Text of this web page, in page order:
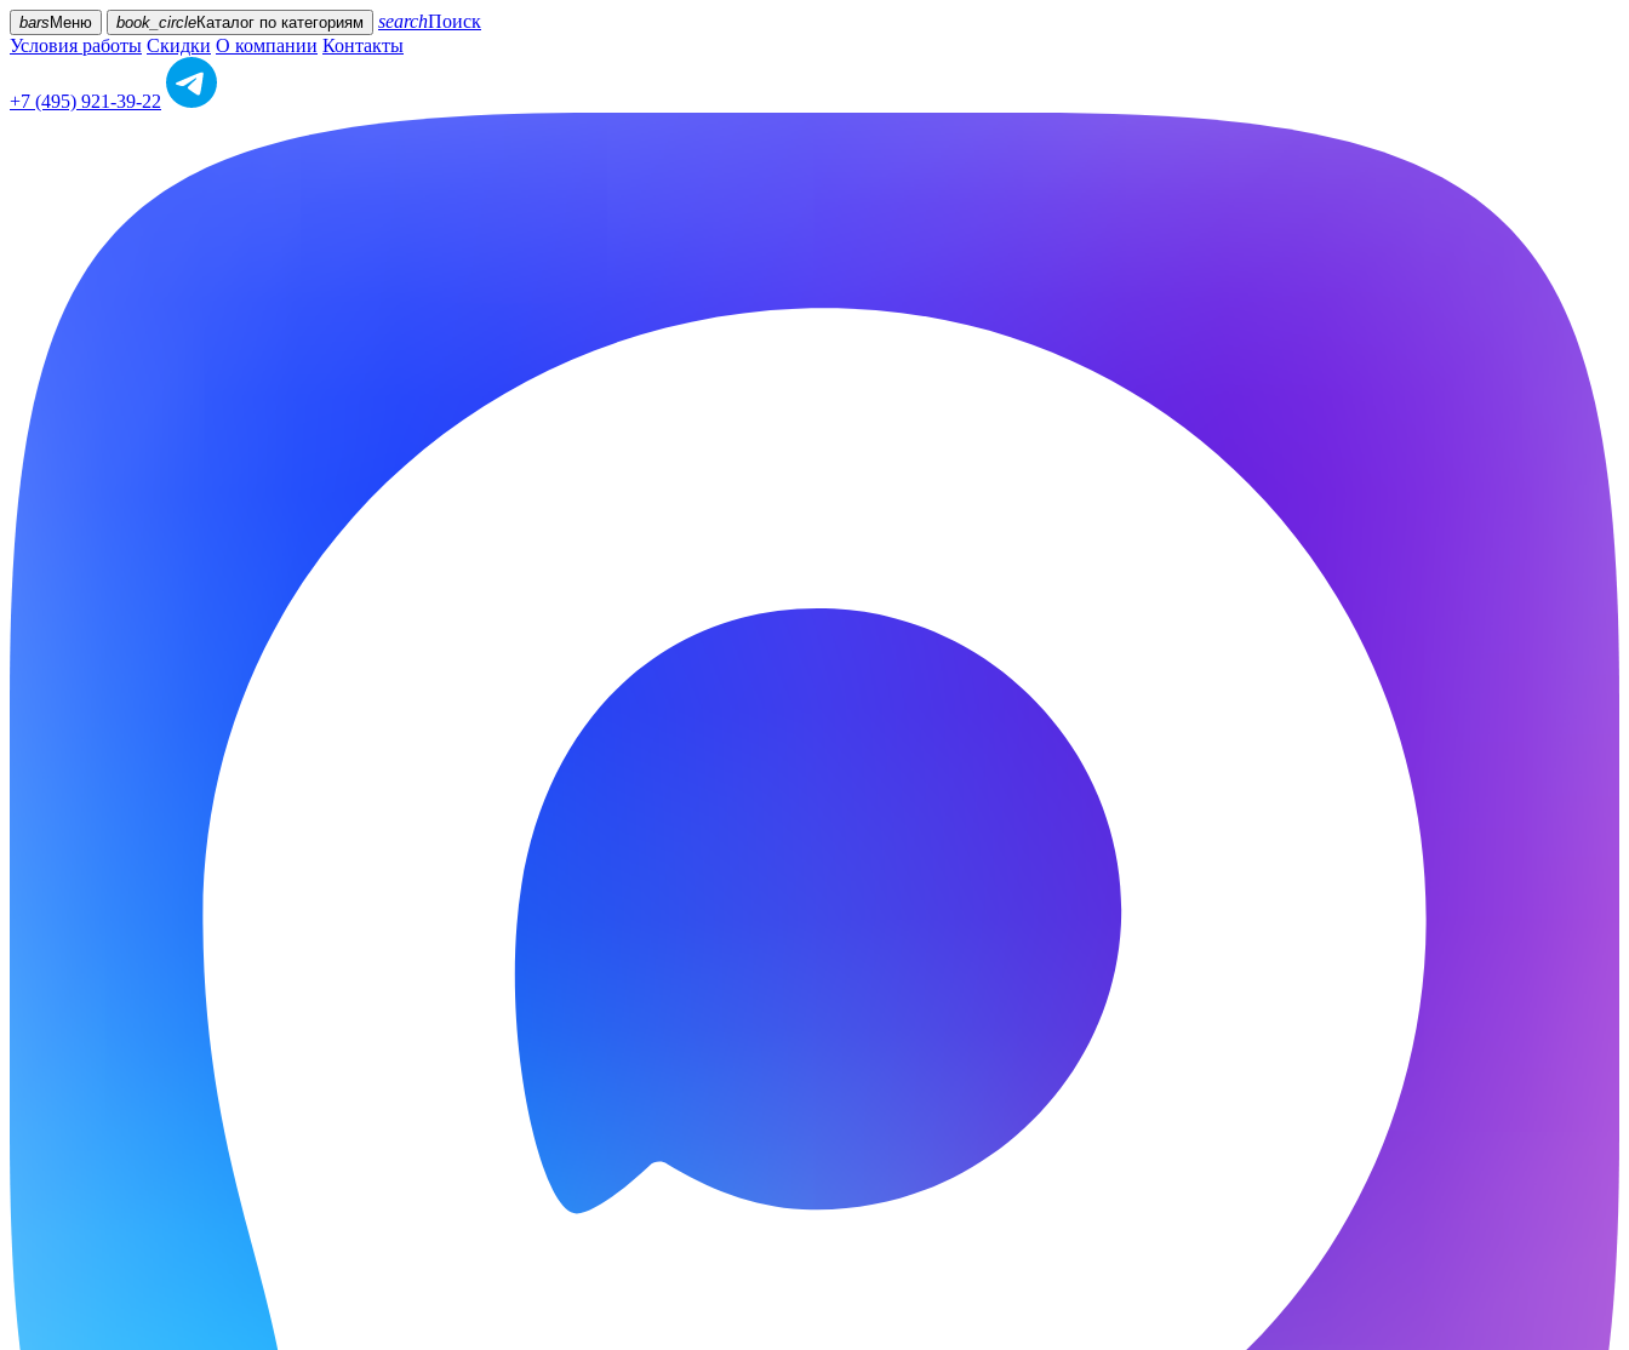
bars Меню book_circleКаталог по категориям searchПоиск
Условия работы Скидки О компании Контакты
+7 (495) 921-39-22